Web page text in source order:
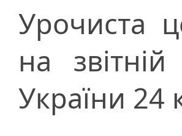
Урочиста
на
України 24